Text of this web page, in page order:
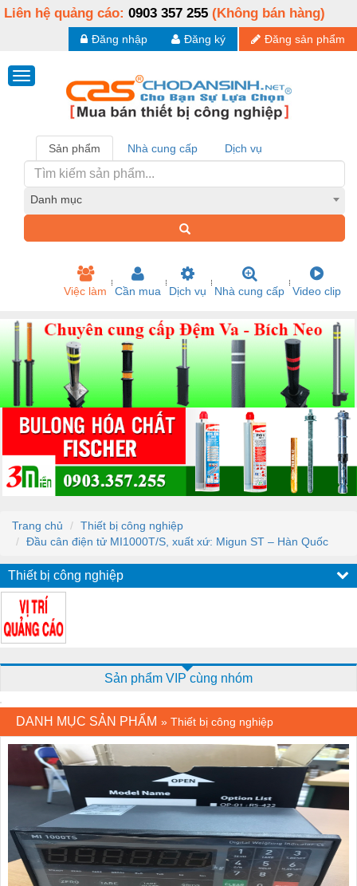
Liên hệ quảng cáo: 0903 357 255 (Không bán hàng)
Đăng sản phẩm
Đăng ký
Đăng nhập
Sản phẩm Nhà cung cấp Dịch vụ
Danh mục
Việc làm Cần mua Dịch vụ Nhà cung cấp Video clip
Trang chủ
Thiết bị công nghiệp
Đầu cân điện tử MI1000T/S, xuất xứ: Migun ST – Hàn Quốc
Thiết bị công nghiệp
Sản phẩm VIP cùng nhóm
DANH MỤC SẢN PHẨM » Thiết bị công nghiệp